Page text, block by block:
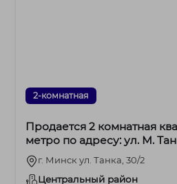
2-комнатная
Продается 2 комнатная
метро по адресу: ул. М.
г. Минск ул. Танка, 30/2
Центральный район